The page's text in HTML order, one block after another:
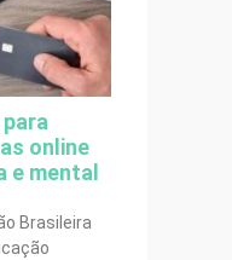
online
e mental
Brasileira